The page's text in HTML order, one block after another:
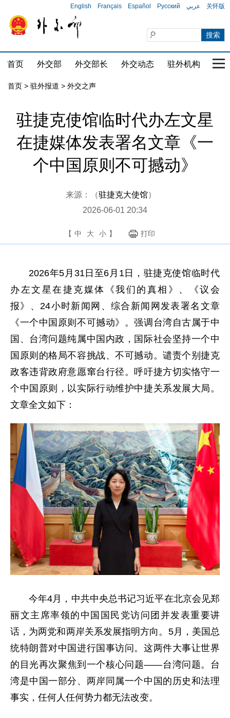
English Français Español Русский عربي 关怀版
首页 外交部 外交部长 外交动态 驻外机构 国
首页 > 驻外报道 > 外交之声
驻捷克使馆临时代办左文星
在捷媒体发表署名文章《一
个中国原则不可撼动》
来源：（驻捷克大使馆）
2026-06-01 20:34
【 中 大 小 】 打印
2026年5月31日至6月1日，驻捷克使馆临时代
办左文星在捷克媒体《我们的真相》、《议会
报》、24小时新闻网、综合新闻网发表署名文章
《一个中国原则不可撼动》。强调台湾自古属于中
国、台湾问题纯属中国内政，国际社会坚持一个中
国原则的格局不容挑战、不可撼动。谴责个别捷克
政客违背政府意愿窜台行径。呼吁捷方切实恪守一
个中国原则，以实际行动维护中捷关系发展大局。
文章全文如下：
今年4月，中共中央总书记习近平在北京会见郑
丽文主席率领的中国国民党访问团并发表重要讲
话，为两党和两岸关系发展指明方向。5月，美国总
统特朗普对中国进行国事访问。这两件大事让世界
的目光再次聚焦到一个核心问题——台湾问题。台
湾是中国一部分、两岸同属一个中国的历史和法理
事实，任何人任何势力都无法改变。